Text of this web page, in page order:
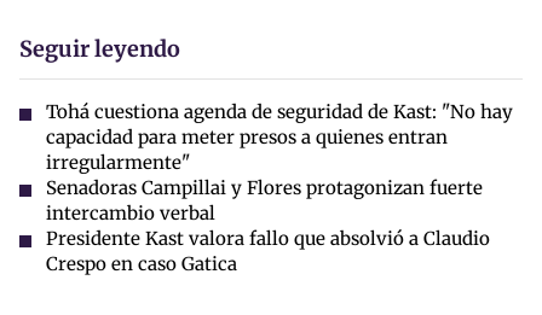
Seguir leyendo
Tohá cuestiona agenda de seguridad de Kast: "No hay
capacidad para meter presos a quienes entran
irregularmente"
Senadoras Campillai y Flores protagonizan fuerte
intercambio verbal
Presidente Kast valora fallo que absolvió a Claudio
Crespo en caso Gatica